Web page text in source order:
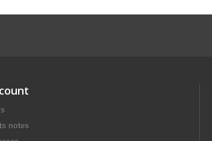
notes